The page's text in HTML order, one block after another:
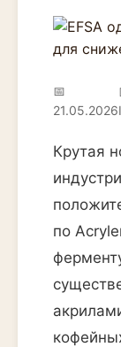
📅
21.05.2026
Крутая
по